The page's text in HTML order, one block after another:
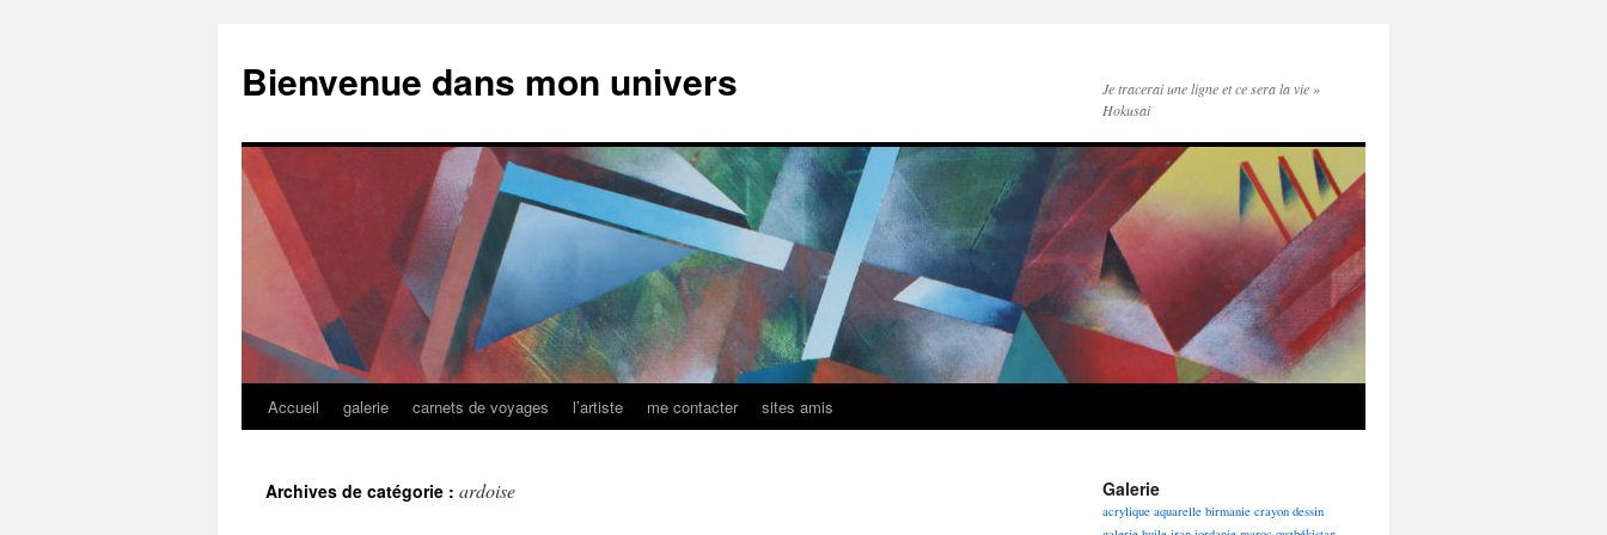
Bienvenue dans mon univers
Je tracerai une ligne et ce sera la vie »
Hokusai
Aller
contenu
Accueil galerie carnets de voyages l’artiste me contacter sites amis
Archives de catégorie : ardoise Galerie
acrylique aquarelle birmanie crayon dessin